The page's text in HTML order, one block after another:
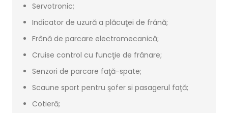
Servotronic;
Indicator de uzură a plăcuţei de frână;
Frână de parcare electromecanică;
Cruise control cu funcţie de frânare;
Senzori de parcare faţă-spate;
Scaune sport pentru şofer si pasagerul faţă;
Cotieră;